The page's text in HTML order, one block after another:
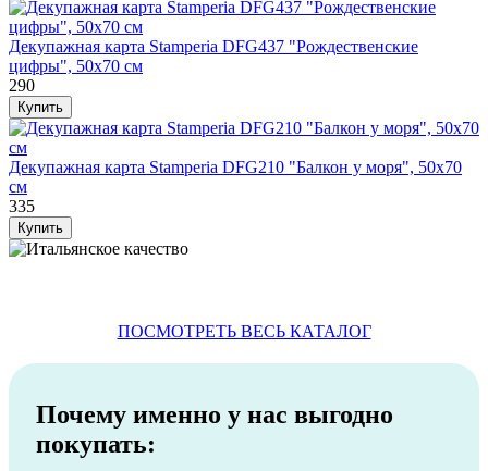
Декупажная карта Stamperia DFG437 "Рождественские
цифры", 50х70 см
290
Декупажная карта Stamperia DFG210 "Балкон у моря", 50х70
см
335
ПОСМОТРЕТЬ ВЕСЬ КАТАЛОГ
Почему именно у нас выгодно
покупать: